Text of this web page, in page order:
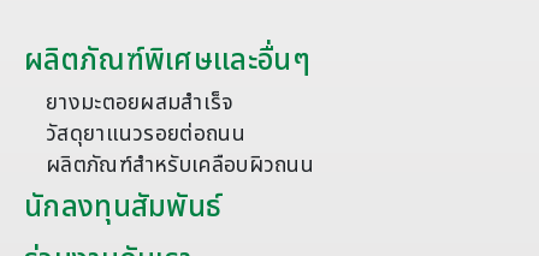
ผลิตภัณฑ์พิเศษและอื่นๆ
ยางมะตอยผสมสำเร็จ
วัสดุยาแนวรอยต่อถนน
ผลิตภัณฑ์สำหรับเคลือบผิวถนน
นักลงทุนสัมพันธ์